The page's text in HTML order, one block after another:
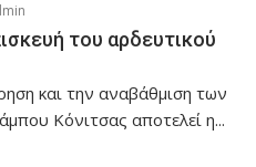
του αρδευτικού
και την αναβάθμιση των
Κόνιτσας αποτελεί η...